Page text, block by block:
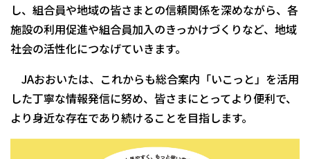
し、組合員や地域の皆さまとの信頼関係を深めながら、各
施設の利用促進や組合員加入のきっかけづくりなど、地域
社会の活性化につなげていきます。
JAおおいたは、これからも総合案内「いこっと」を活用
した丁寧な情報発信に努め、皆さまにとってより便利で、
より身近な存在であり続けることを目指します。